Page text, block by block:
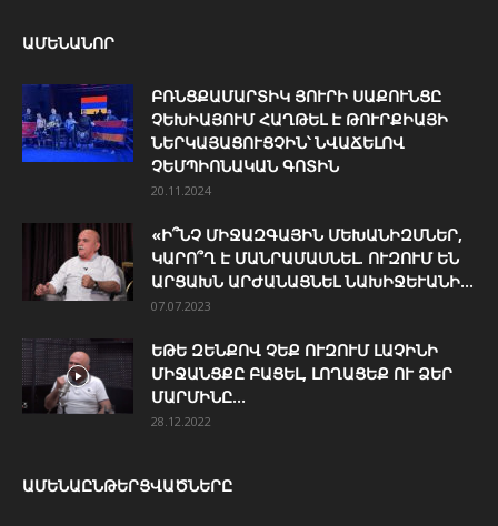
ԱՄԵՆԱՆՈՐ
ԲՌՆՑՔԱՄԱՐՏԻԿ ՅՈՒՐԻ ՍԱՔՈՒՆՑԸ
ՉԵԽԻԱՅՈՒՄ ՀԱՂԹԵԼ Է ԹՈՒՐՔԻԱՅԻ
ՆԵՐԿԱՅԱՑՈՒՑՉԻՆ՝ ՆՎԱՃԵԼՈՎ
ՉԵՄՊԻՈՆԱԿԱՆ ԳՈՏԻՆ
20.11.2024
«Ի՞ՆՉ ՄԻՋԱԶԳԱՅԻՆ ՄԵԽԱՆԻԶՄՆԵՐ,
ԿԱՐՈ՞Ղ Է ՄԱՆՐԱՄԱՍՆԵԼ. ՈՒԶՈՒՄ ԵՆ
ԱՐՑԱԽՆ ԱՐԺԱՆԱՑՆԵԼ ՆԱԽԻՋԵՒԱՆԻ...
07.07.2023
ԵԹԵ ԶԵՆՔՈՎ ՉԵՔ ՈՒԶՈՒՄ ԼԱՉԻՆԻ
ՄԻՋԱՆՑՔԸ ԲԱՑԵԼ, ԼՈՂԱՑԵՔ ՈՒ ՁԵՐ
ՄԱՐՄԻՆԸ...
28.12.2022
ԱՄԵՆԱԸՆԹԵՐՑՎԱԾՆԵՐԸ